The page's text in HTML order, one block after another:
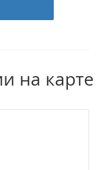
на карте